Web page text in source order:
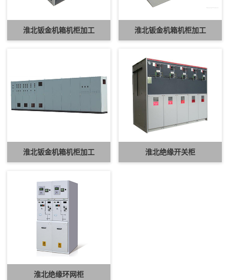
淮北钣金机箱机柜加工 淮北钣金机箱机柜加工
淮北钣金机箱机柜加工 淮北绝缘开关柜
淮北绝缘环网柜